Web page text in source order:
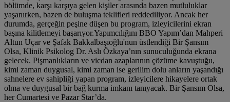
bölümde, karşı karşıya gelen kişiler arasında bazen mutluluklar
yaşanırken, bazen de buluşma teklifleri reddediliyor. Ancak her
durumda, gerçeğin peşine düşen bu program, izleyicilerini ekran
başına kilitlemeyi başarıyor.Yapımcılığını BBO Yapım’dan Mahperi
Altun Uçar ve Şafak Bakkalbaşıoğlu'nun üstlendiği Bir Şansım
Olsa, Klinik Psikolog Dr. Aslı Özkaya’nın sunuculuğunda ekrana
gelecek. Pişmanlıkların ve vicdan azaplarının çözüme kavuştuğu,
kimi zaman duygusal, kimi zaman ise gerilim dolu anların yaşandığı
sahnelere ev sahipliği yapan program, izleyicilere hikayelere ortak
olma ve duygusal bir bağ kurma imkanı tanıyacak. Bir Şansım Olsa,
her Cumartesi ve Pazar Star’da.